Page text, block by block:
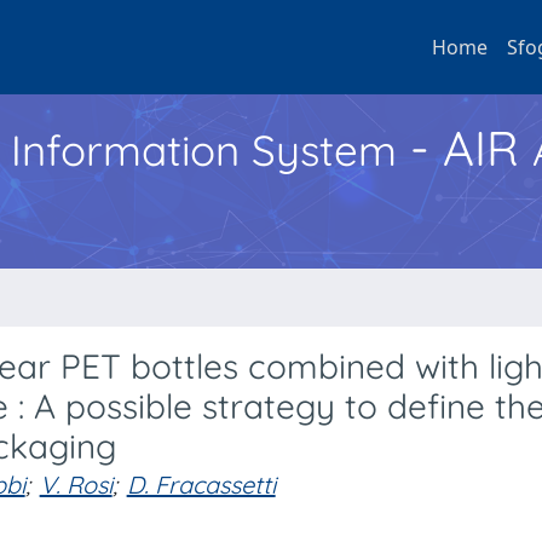
Home
System - AIR
PET bottles combined with
A possible strategy to define
; V. Rosi; D. Fracassetti